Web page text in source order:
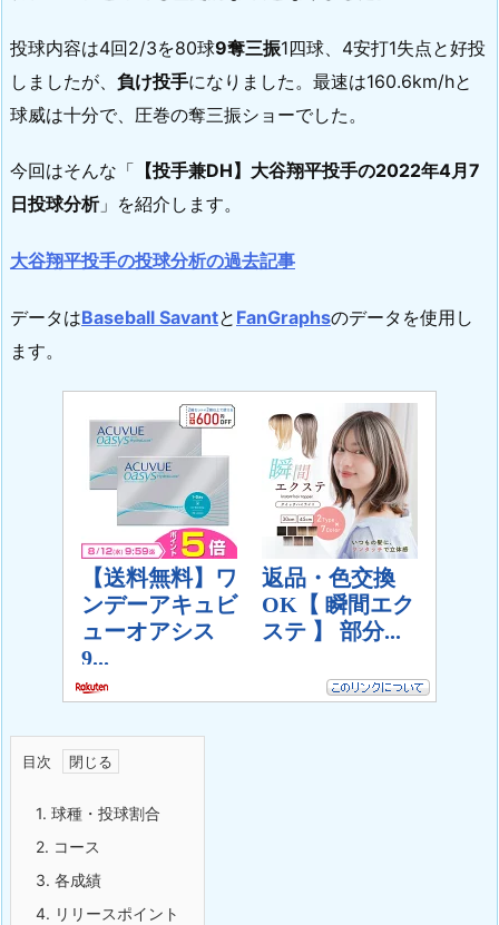
投球内容は4回2/3を80球9奪三振1四球、4安打1失点と好投
しましたが、 負け投手になりました。最速は160.6km/hと
球威は十分で、圧巻の奪三振ショーでした。
今回はそんな「 【投手兼DH】大谷翔平投手の2022年4月7
日投球分析」を紹介します。
大谷翔平投手の投球分析の過去記事
データはBaseball Savantと FanGraphsのデータを使用し
ます。
目次
1. 球種・投球割合
2. コース
3. 各成績
4. リリースポイント